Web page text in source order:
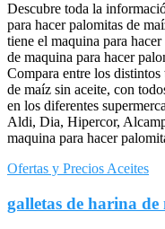
Descubre toda la
para hacer palomitas de
tiene el maquina para
de maquina para hacer
Compara entre los
de maíz sin aceite, con
en los diferentes
Aldi, Dia, Hipercor,
maquina para hacer
Ofertas y Precios Aceites
galletas de harina de